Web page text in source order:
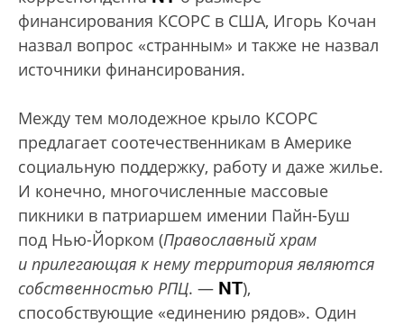
финансирования КСОРС в США, Игорь Кочан
назвал вопрос «странным» и также не назвал
источники финансирования.
Между тем молодежное крыло КСОРС
предлагает соотечественникам в Америке
социальную поддержку, работу и даже жилье.
И конечно, многочисленные массовые
пикники в патриаршем имении Пайн-Буш
под Нью-Йорком (Православный храм
и прилегающая к нему территория являются
собственностью РПЦ. — NT),
способствующие «единению рядов». Один